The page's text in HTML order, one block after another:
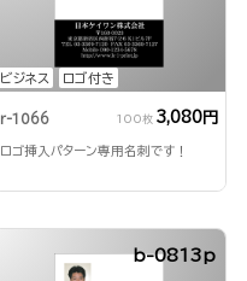
ビジネス ロゴ付き
r-1066 100枚 3,080円
ロゴ挿入パターン専用名刺です！
b-0813p